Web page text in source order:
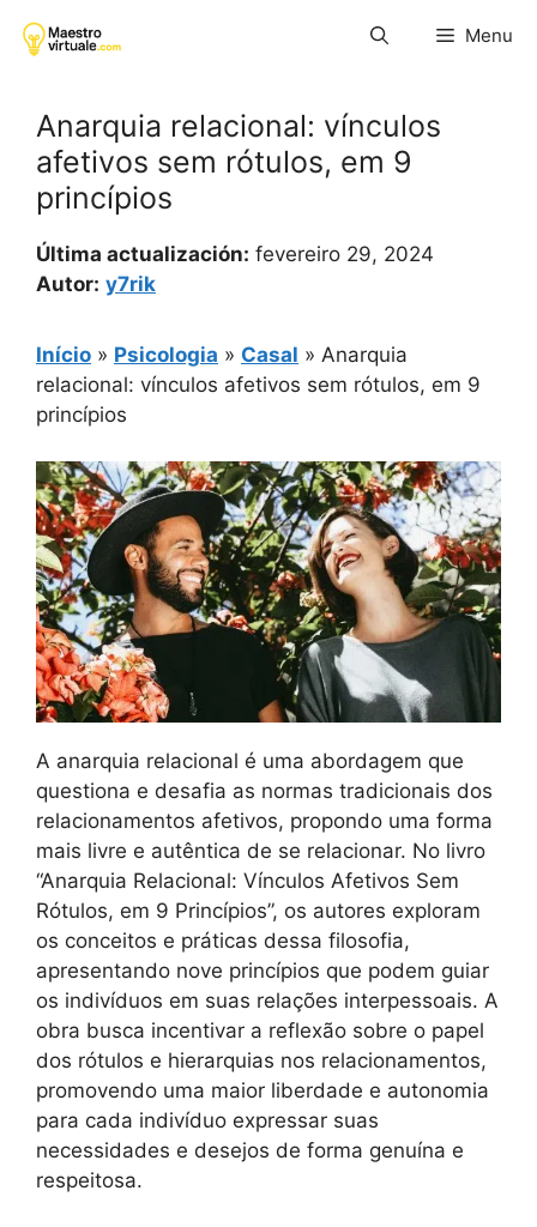
para
Menu
Anarquia relacional: vínculos
afetivos sem rótulos, em 9
princípios
Última actualización: fevereiro 29, 2024
Autor: y7rik
Início » Psicologia » Casal » Anarquia
relacional: vínculos afetivos sem rótulos, em 9
princípios
A anarquia relacional é uma abordagem que
questiona e desafia as normas tradicionais dos
relacionamentos afetivos, propondo uma forma
mais livre e autêntica de se relacionar. No livro
“Anarquia Relacional: Vínculos Afetivos Sem
Rótulos, em 9 Princípios”, os autores exploram
os conceitos e práticas dessa filosofia,
apresentando nove princípios que podem guiar
os indivíduos em suas relações interpessoais. A
obra busca incentivar a reflexão sobre o papel
dos rótulos e hierarquias nos relacionamentos,
promovendo uma maior liberdade e autonomia
para cada indivíduo expressar suas
necessidades e desejos de forma genuína e
respeitosa.